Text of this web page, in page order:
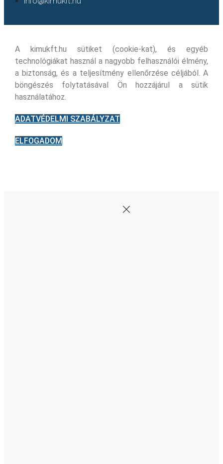
A kimukft.hu sütiket (cookie-kat), és egyéb
technológiákat használ a nagyobb felhasználói élmény,
a biztonság, és a teljesítmény ellenőrzése céljából. A
böngészés folytatásával Ön hozzájárul a sütik
használatához.
ADATVÉDELMI SZABÁLYZAT
ELFOGADOM